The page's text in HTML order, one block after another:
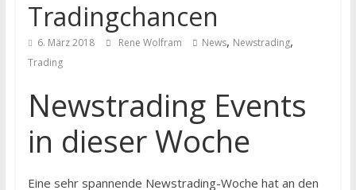
Tradingchancen
6. März 2018 Rene Wolfram News, Newstrading,
Trading
Newstrading Events
in dieser Woche
Eine sehr spannende Newstrading-Woche hat an den